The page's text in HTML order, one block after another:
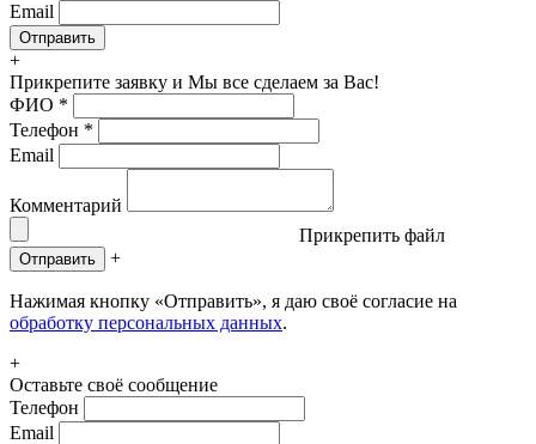
Email
+
Прикрепите заявку и Мы все сделаем за Вас!
ФИО *
Телефон *
Email
Комментарий
Прикрепить файл
Отправить +
Нажимая кнопку «Отправить», я даю своё согласие на
обработку персональных данных.
+
Оставьте своё сообщение
Телефон
Email